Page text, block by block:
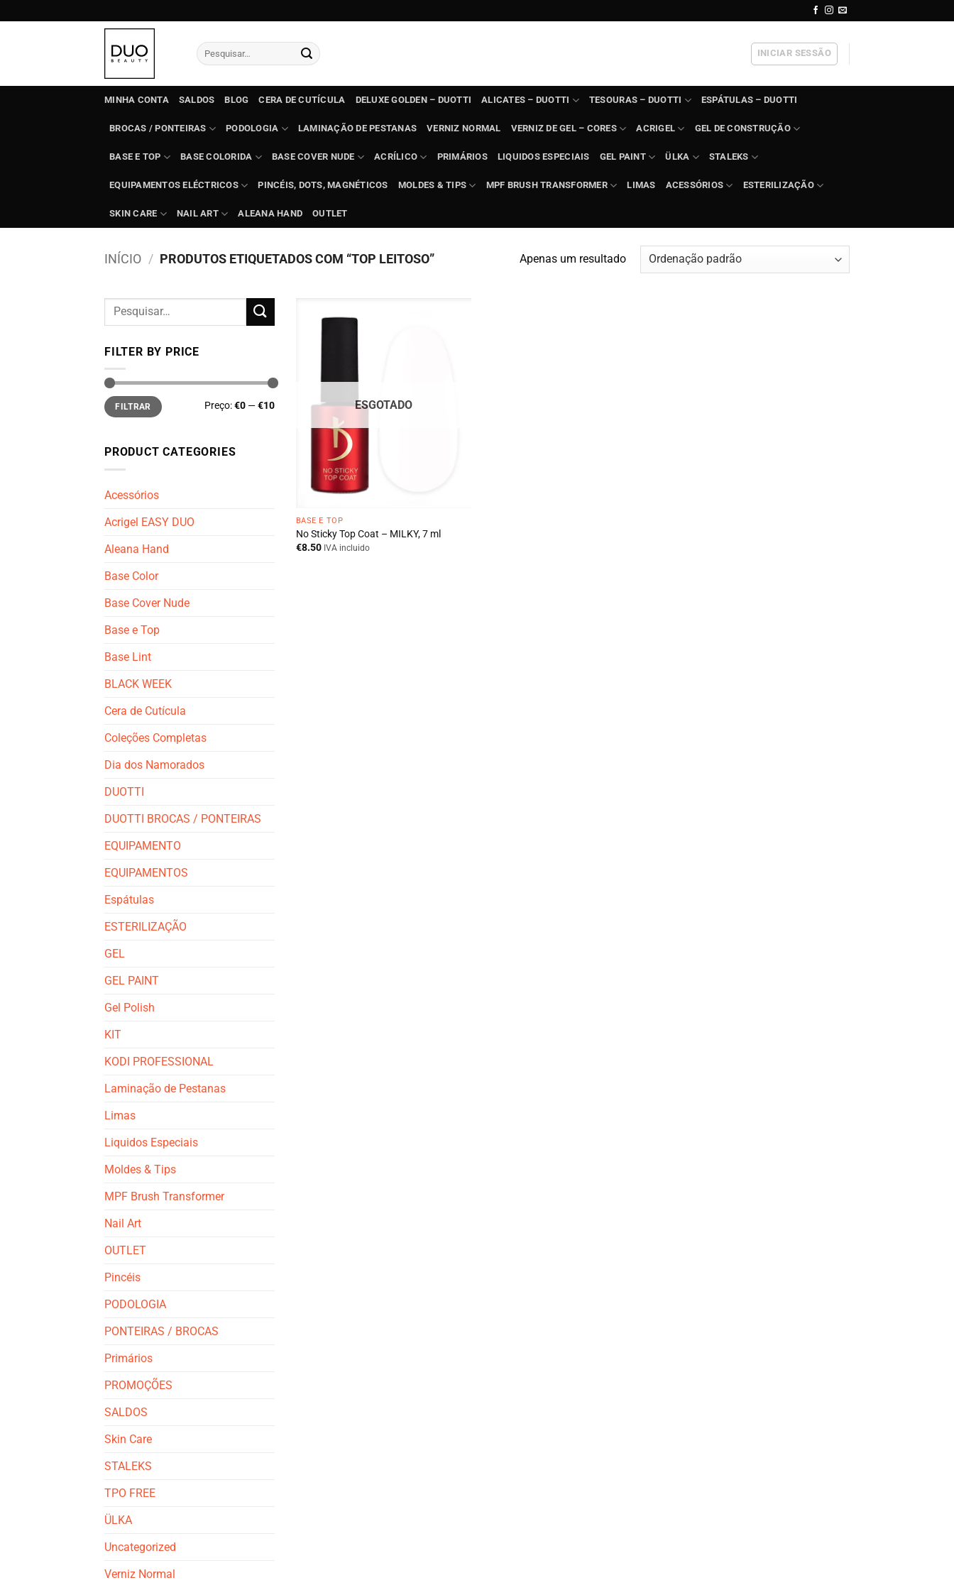
to
Pesquisar
por:
INICIAR SESSÃO
MINHA CONTA SALDOS BLOG CERA DE CUTÍCULA DELUXE GOLDEN – DUOTTI ALICATES – DUOTTI TESOURAS – DUOTTI ESPÁTULAS – DUOTTI
BROCAS / PONTEIRAS PODOLOGIA LAMINAÇÃO DE PESTANAS VERNIZ NORMAL VERNIZ DE GEL – CORES ACRIGEL GEL DE CONSTRUÇÃO
BASE E TOP BASE COLORIDA BASE COVER NUDE ACRÍLICO PRIMÁRIOS LIQUIDOS ESPECIAIS GEL PAINT ÜLKA STALEKS
EQUIPAMENTOS ELÉCTRICOS PINCÉIS, DOTS, MAGNÉTICOS MOLDES & TIPS MPF BRUSH TRANSFORMER LIMAS ACESSÓRIOS ESTERILIZAÇÃO
SKIN CARE NAIL ART ALEANA HAND OUTLET
INÍCIO / PRODUTOS ETIQUETADOS COM “TOP LEITOSO” Apenas um resultado
Pesquisar
FILTER BY PRICE
Preço
mínimo
Preço
máximo
FILTRAR Preço:€0 —€10
PRODUCT CATEGORIES
Acessórios
Acrigel EASY DUO
Aleana Hand
Base Color
Base Cover Nude
Base e Top
Base Lint
BLACK WEEK
Cera de Cutícula
Coleções Completas
Dia dos Namorados
DUOTTI
DUOTTI BROCAS / PONTEIRAS
EQUIPAMENTO
EQUIPAMENTOS
Espátulas
ESTERILIZAÇÃO
GEL
GEL PAINT
Gel Polish
KIT
KODI PROFESSIONAL
Laminação de Pestanas
Limas
Liquidos Especiais
Moldes & Tips
MPF Brush Transformer
Nail Art
OUTLET
Pincéis
PODOLOGIA
PONTEIRAS / BROCAS
Primários
PROMOÇÕES
SALDOS
Skin Care
STALEKS
TPO FREE
ÜLKA
Uncategorized
Verniz Normal
ESGOTADO
BASE E TOP
No Sticky Top Coat – MILKY, 7 ml
€8.50 IVA incluido